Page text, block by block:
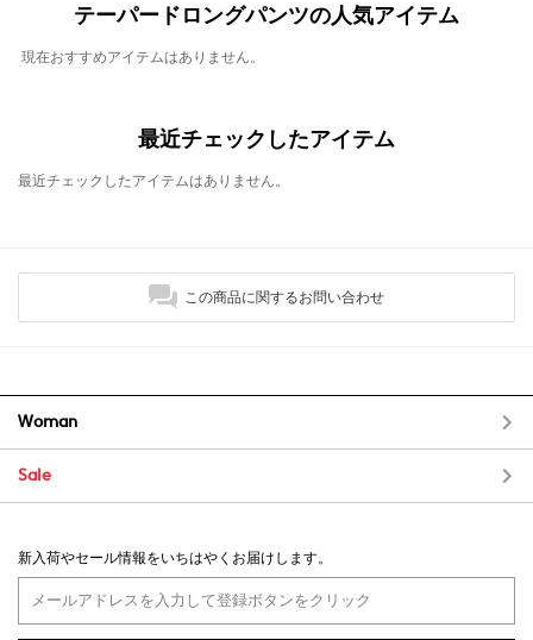
テーパードロングパンツの人気アイテム
現在おすすめアイテムはありません。
最近チェックしたアイテム
最近チェックしたアイテムはありません。
この商品に関するお問い合わせ
Woman
Sale
新入荷やセール情報をいちはやくお届けします。